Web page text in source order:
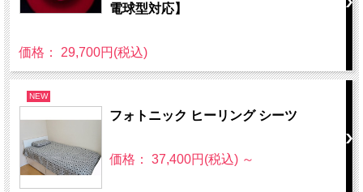
電球型対応】
価格： 29,700円(税込)
NEW
フォトニック ヒーリング シーツ
価格： 37,400円(税込) ～